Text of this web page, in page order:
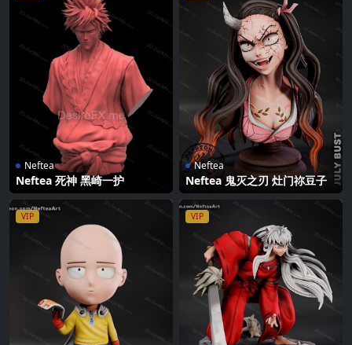
Neftea
Neftea 死神 黑崎一护
Neftea
Neftea 鬼灭之刃 灶门祢豆子
VIP VIP